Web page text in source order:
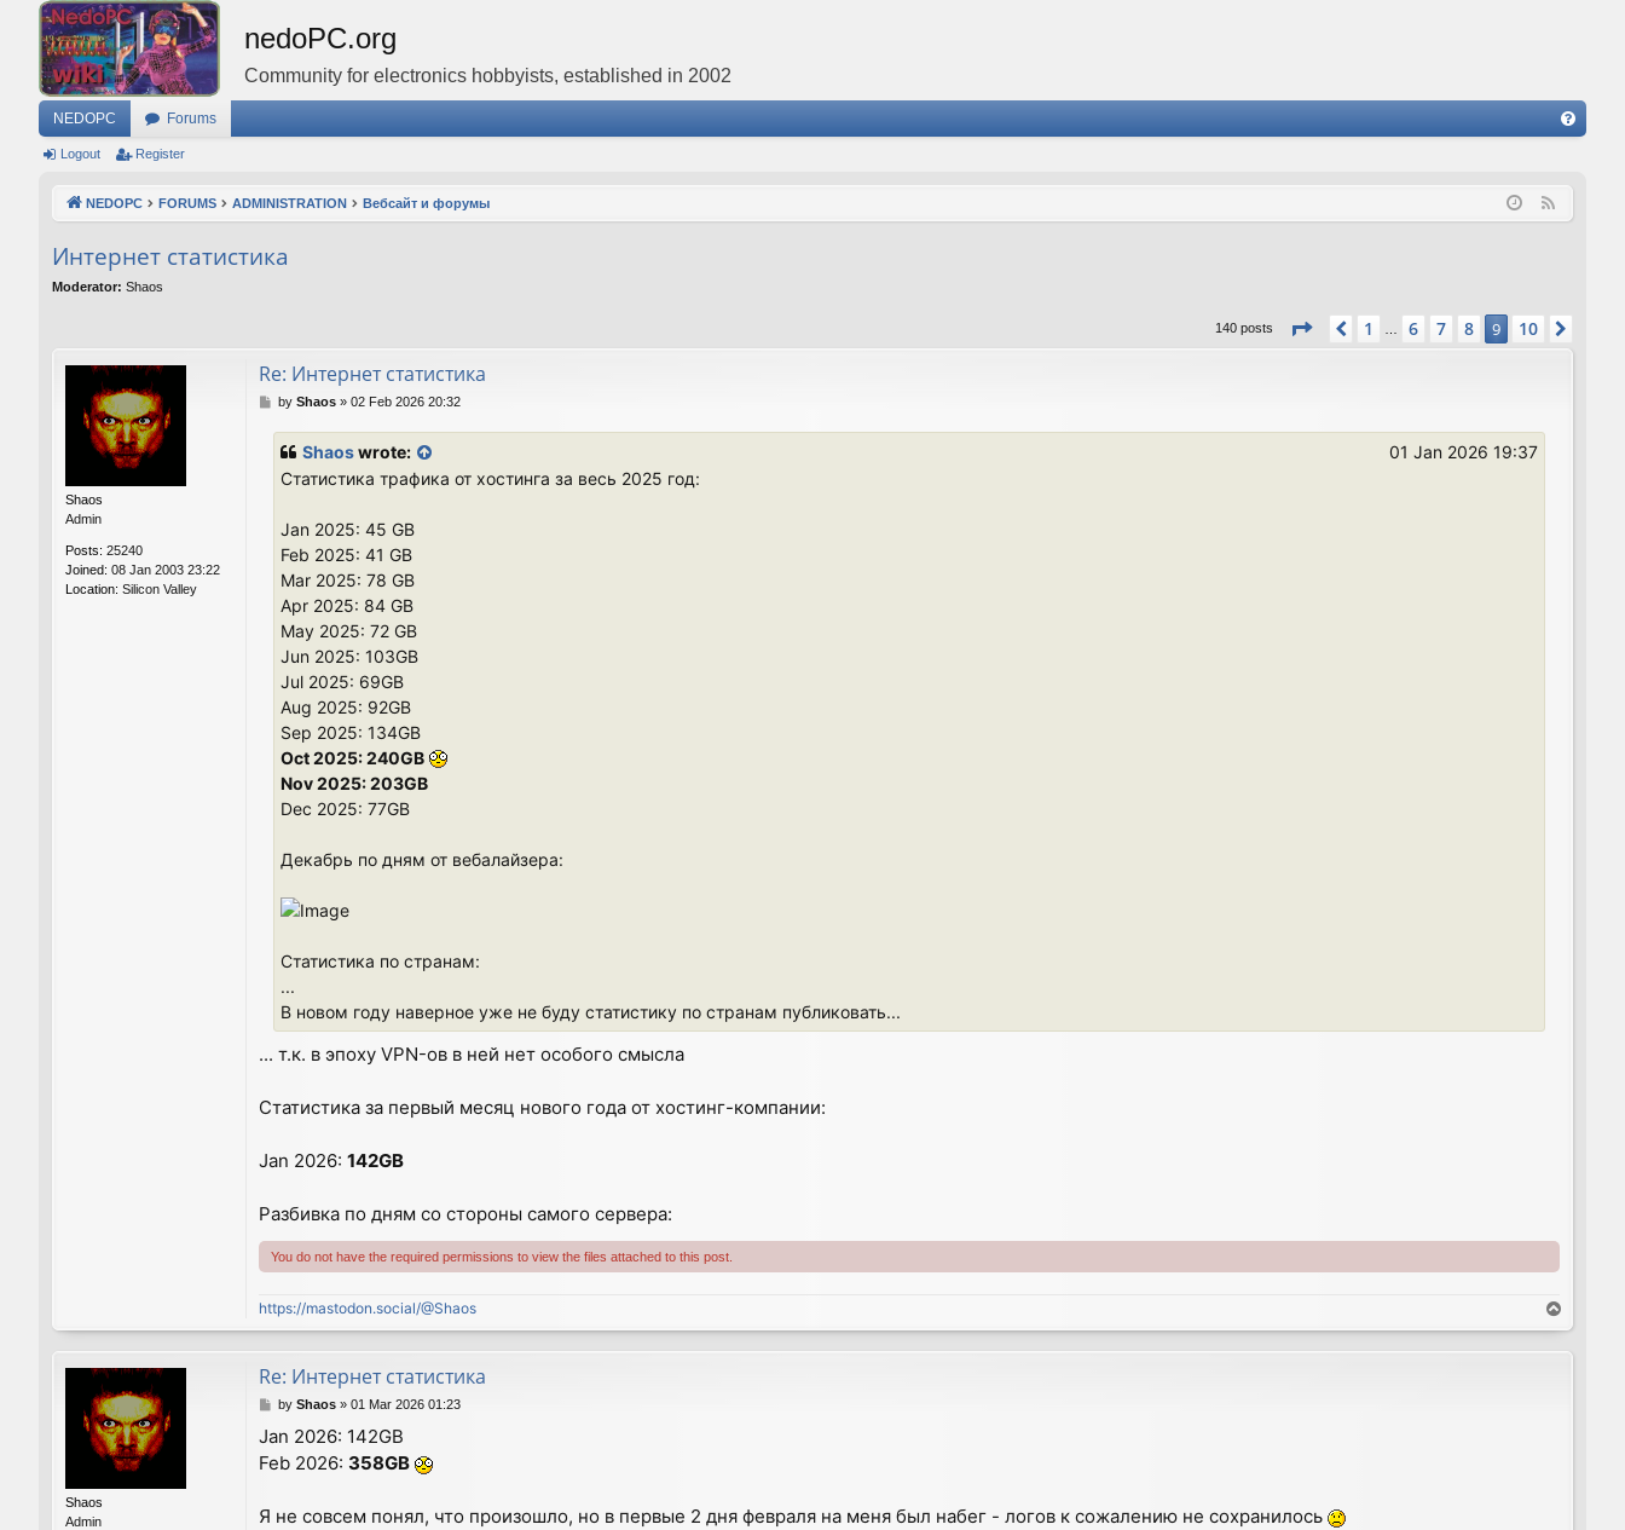
nedoPC.org
Community for electronics hobbyists, established in 2002
NEDOPC Forums
Q
Logout Register
NEDOPC FORUMS ADMINISTRATION Вебсайт и форумы
Интернет статистика
Moderator: Shaos
140 posts Page 9of10
Previous
1 … 6 7 8 9 10
Shaos
Admin
Posts: 25240
Joined: 08 Jan 2003 23:22
Location: Silicon Valley
Re: Интернет статистика
Pby Shaos» 02 Feb 2026 20:32
Shaoswrote:
01 Jan 2026 19:37
Статистика трафика от хостинга за весь 2025 год:
Jan 2025: 45 GB
Feb 2025: 41 GB
Mar 2025: 78 GB
Apr 2025: 84 GB
May 2025: 72 GB
Jun 2025: 103GB
Jul 2025: 69GB
Aug 2025: 92GB
Sep 2025: 134GB
Oct 2025: 240GB
Nov 2025: 203GB
Dec 2025: 77GB
Декабрь по дням от вебалайзера:
Статистика по странам:
...
В новом году наверное уже не буду статистику по странам публиковать...
... т.к. в эпоху VPN-ов в ней нет особого смысла
Статистика за первый месяц нового года от хостинг-компании:
Jan 2026: 142GB
Разбивка по дням со стороны самого сервера:
You do not have the required permissions to view the files attached to this post.
https://mastodon.social/@Shaos
o
p
Shaos
Admin
Re: Интернет статистика
P
s
t
by Shaos» 01 Mar 2026 01:23
Jan 2026: 142GB
Feb 2026: 358GB
Я не совсем понял, что произошло, но в первые 2 дня февраля на меня был набег - логов к сожалению не сохранилось